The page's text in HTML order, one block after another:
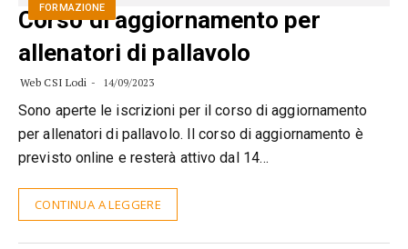
FORMAZIONE
Corso di aggiornamento per
allenatori di pallavolo
Web CSI Lodi 14/09/2023
Sono aperte le iscrizioni per il corso di aggiornamento
per allenatori di pallavolo. Il corso di aggiornamento è
previsto online e resterà attivo dal 14…
CONTINUA A LEGGERE